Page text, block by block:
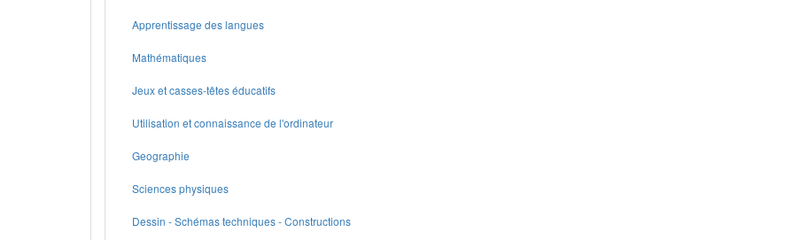
Apprentissage des langues
Mathématiques
Jeux et casses-têtes éducatifs
Utilisation et connaissance de l'ordinateur
Geographie
Sciences physiques
Dessin - Schémas techniques - Constructions